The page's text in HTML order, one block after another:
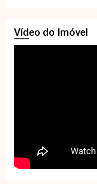
Vídeo do Imóvel